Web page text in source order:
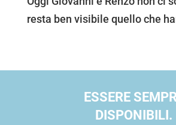
resta ben visibile quello che
ESSERE
DISPONIBILI.